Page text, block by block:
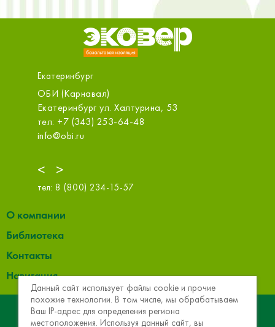
Екатеринбург
<
ОБИ (Карнавал)
Екатеринбург ул. Халтурина, 53
тел: +7 (343) 253-64-48
info@obi.ru
>
тел: 8 (800) 234-15-57
О компании
Библиотека
Контакты
Навигация
© 2013 - 2026 Эковер. Базальтовая теплоизоляция и
Данный сайт использует файлы cookie и прочие
похожие технологии. В том числе, мы обрабатываем
Ваш IP-адрес для определения региона
местоположения. Используя данный сайт, вы